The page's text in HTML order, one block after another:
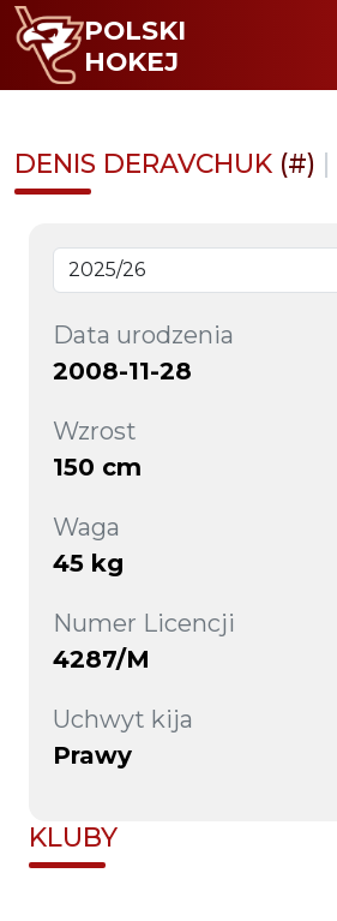
POLSKI
HOKEJ
DENIS DERAVCHUK (#) |
Data urodzenia
2008-11-28
Wzrost
150 cm
Waga
45 kg
Numer Licencji
4287/M
Uchwyt kija
Prawy
KLUBY